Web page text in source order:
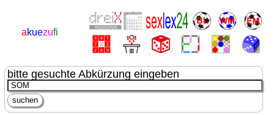
akuezufi
bitte gesuchte Abkürzung eingeben